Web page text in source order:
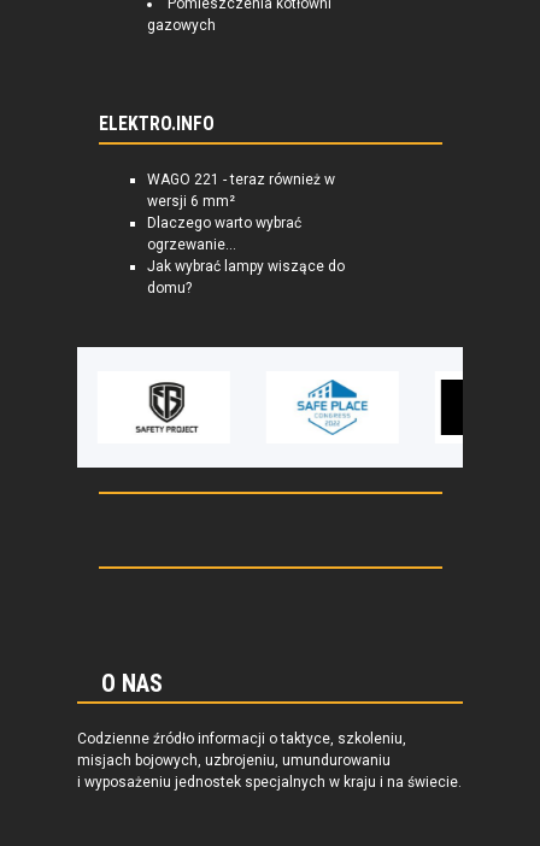
Pomieszczenia kotłowni
gazowych
ELEKTRO.INFO
WAGO 221 - teraz również w
wersji 6 mm²
Dlaczego warto wybrać
ogrzewanie...
Jak wybrać lampy wiszące do
domu?
O NAS
Codzienne źródło informacji o taktyce, szkoleniu,
misjach bojowych, uzbrojeniu, umundurowaniu
i wyposażeniu jednostek specjalnych w kraju i na świecie.